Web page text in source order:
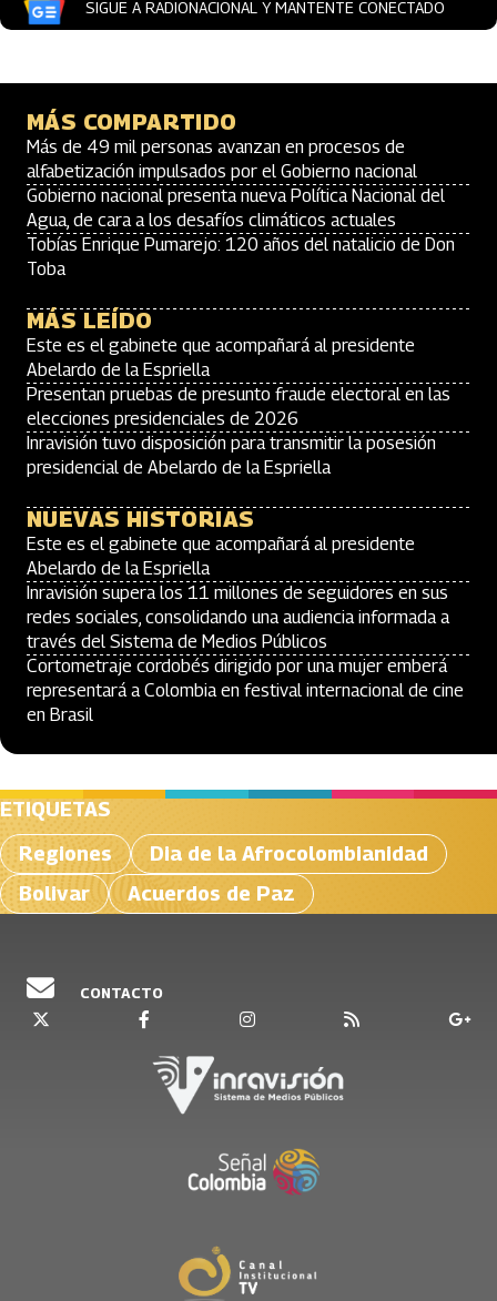
SIGUE A RADIONACIONAL Y MANTENTE CONECTADO
MÁS COMPARTIDO
Más de 49 mil personas avanzan en procesos de
alfabetización impulsados por el Gobierno nacional
Gobierno nacional presenta nueva Política Nacional del
Agua, de cara a los desafíos climáticos actuales
Tobías Enrique Pumarejo: 120 años del natalicio de Don
Toba
MÁS LEÍDO
Este es el gabinete que acompañará al presidente
Abelardo de la Espriella
Presentan pruebas de presunto fraude electoral en las
elecciones presidenciales de 2026
Inravisión tuvo disposición para transmitir la posesión
presidencial de Abelardo de la Espriella
NUEVAS HISTORIAS
Este es el gabinete que acompañará al presidente
Abelardo de la Espriella
Inravisión supera los 11 millones de seguidores en sus
redes sociales, consolidando una audiencia informada a
través del Sistema de Medios Públicos
Cortometraje cordobés dirigido por una mujer emberá
representará a Colombia en festival internacional de cine
en Brasil
ETIQUETAS
Regiones
Dia de la Afrocolombianidad
Bolivar
Acuerdos de Paz
CONTACTO